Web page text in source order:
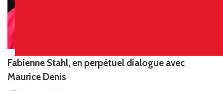
Fabienne Stahl, en perpétuel dialogue avec
Maurice Denis